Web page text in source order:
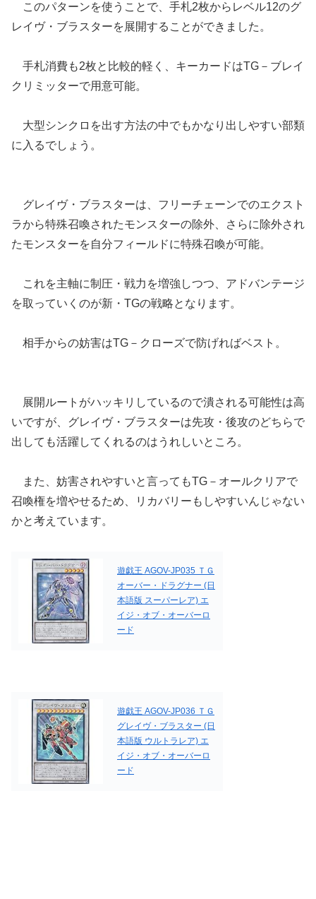
このパターンを使うことで、手札2枚からレベル12のグ
レイヴ・ブラスターを展開することができました。
手札消費も2枚と比較的軽く、キーカードはTG－ブレイ
クリミッターで用意可能。
大型シンクロを出す方法の中でもかなり出しやすい部類
に入るでしょう。
グレイヴ・ブラスターは、フリーチェーンでのエクスト
ラから特殊召喚されたモンスターの除外、さらに除外され
たモンスターを自分フィールドに特殊召喚が可能。
これを主軸に制圧・戦力を増強しつつ、アドバンテージ
を取っていくのが新・TGの戦略となります。
相手からの妨害はTG－クローズで防げればベスト。
展開ルートがハッキリしているので潰される可能性は高
いですが、グレイヴ・ブラスターは先攻・後攻のどちらで
出しても活躍してくれるのはうれしいところ。
また、妨害されやすいと言ってもTG－オールクリアで
召喚権を増やせるため、リカバリーもしやすいんじゃない
かと考えています。
遊戯王 AGOV-JP035 ＴＧ
オーバー・ドラグナー (日
本語版 スーパーレア) エ
イジ・オブ・オーバーロ
ード
遊戯王 AGOV-JP036 ＴＧ
グレイヴ・ブラスター (日
本語版 ウルトラレア) エ
イジ・オブ・オーバーロ
ード